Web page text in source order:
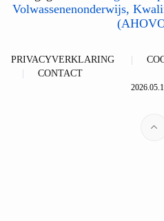
Volwassenenonderwijs,
PRIVACYVERKLARING
CONTACT